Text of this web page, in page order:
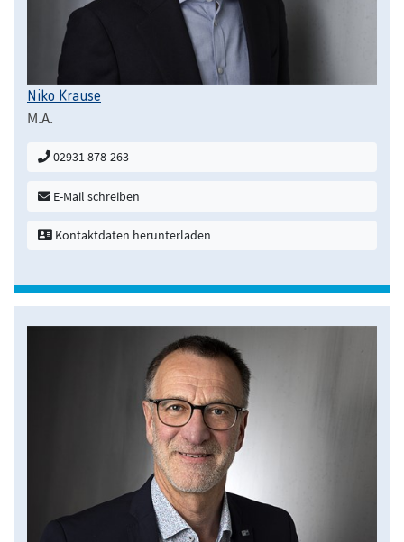
Niko Krause
M.A.
02931 878-263
E-Mail schreiben
Kontaktdaten herunterladen